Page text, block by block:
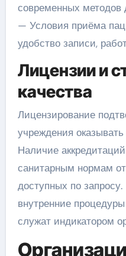
современных методов
— Условия приёма
удобство записи,
Лицензии и
качества
Лицензирование
учреждения
Наличие
санитарным нормам
доступных по
внутренние
служат индикатором